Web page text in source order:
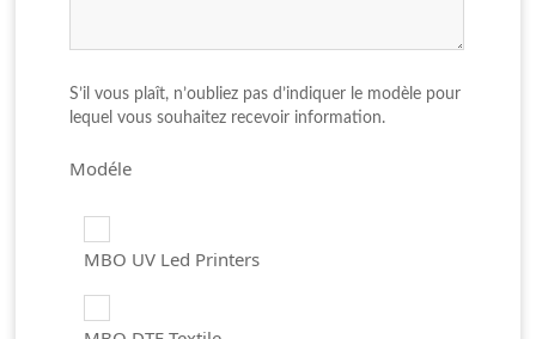
S’il vous plaît, n’oubliez pas d’indiquer le modèle pour
lequel vous souhaitez recevoir information.
Modéle
MBO UV Led Printers